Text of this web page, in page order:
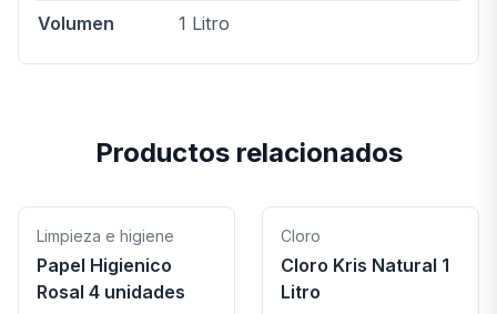
Volumen 1 Litro
Productos relacionados
Limpieza e higiene
Papel Higienico
Rosal 4 unidades
Cloro
Cloro Kris Natural 1
Litro